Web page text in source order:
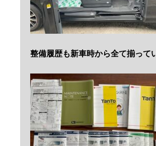
整備履歴も新車時から全て揃って